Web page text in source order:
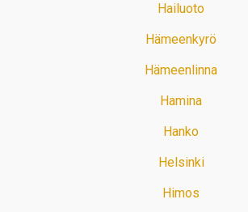
Hailuoto
Hämeenkyrö
Hämeenlinna
Hamina
Hanko
Helsinki
Himos